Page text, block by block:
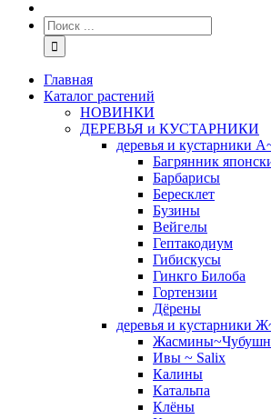
Главная
Каталог растений
НОВИНКИ
ДЕРЕВЬЯ и КУСТАРНИКИ
деревья и кустарники
Багрянник
Барбарисы
Бересклет
Бузины
Вейгелы
Гептакодиум
Гибискусы
Гинкго Билоба
Гортензии
Дёрены
деревья и кустарники
Ивы ~ Salix
Калины
Катальпа
Клёны